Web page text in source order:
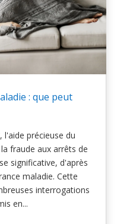
: que peut
l'aide précieuse du
fraude aux arrêts de
significative, d'après
maladie. Cette
interrogations
en...